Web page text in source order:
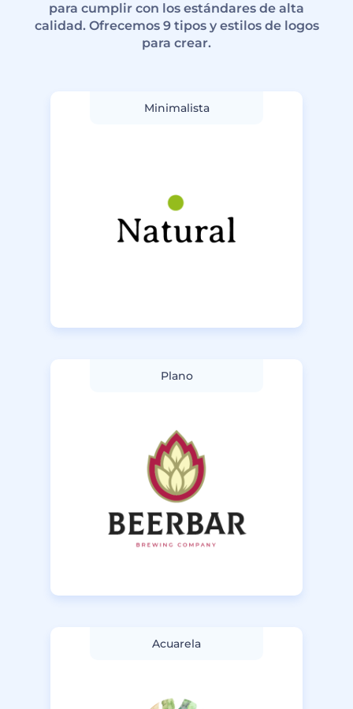
para cumplir con los estándares de alta
calidad. Ofrecemos 9 tipos y estilos de logos
para crear.
Minimalista
Plano
Acuarela